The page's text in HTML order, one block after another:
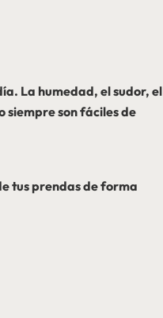
La humedad, el sudor, el
siempre son fáciles de
tus prendas de forma